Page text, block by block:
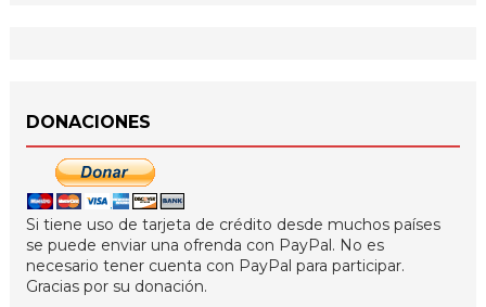
DONACIONES
Si tiene uso de tarjeta de crédito desde muchos países
se puede enviar una ofrenda con PayPal. No es
necesario tener cuenta con PayPal para participar.
Gracias por su donación.